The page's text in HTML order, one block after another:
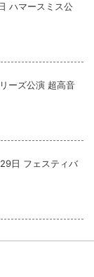
ハマースミス公
ーズ公演 超高音
日 フェスティバ